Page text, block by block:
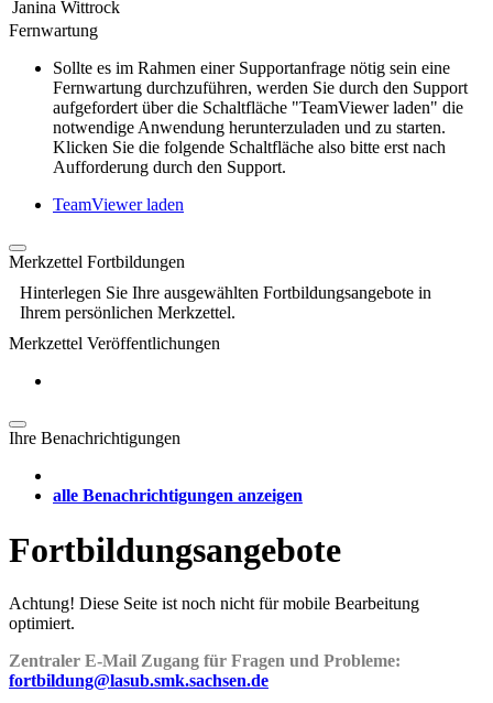
Janina Wittrock
Fernwartung
Sollte es im Rahmen einer Supportanfrage nötig sein eine
Fernwartung durchzuführen, werden Sie durch den Support
aufgefordert über die Schaltfläche "TeamViewer laden" die
notwendige Anwendung herunterzuladen und zu starten.
Klicken Sie die folgende Schaltfläche also bitte erst nach
Aufforderung durch den Support.
TeamViewer laden
Merkzettel Fortbildungen
Hinterlegen Sie Ihre ausgewählten Fortbildungsangebote in
Ihrem persönlichen Merkzettel.
Merkzettel Veröffentlichungen
Ihre Benachrichtigungen
alle Benachrichtigungen anzeigen
Fortbildungsangebote
Achtung! Diese Seite ist noch nicht für mobile Bearbeitung
optimiert.
Zentraler E-Mail Zugang für Fragen und Probleme:
fortbildung@lasub.smk.sachsen.de